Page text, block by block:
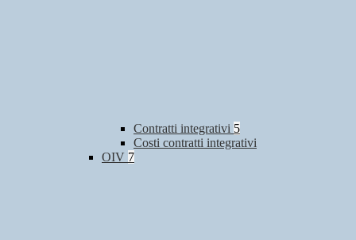
Contratti integrativi 5
Costi contratti integrativi
OIV 7